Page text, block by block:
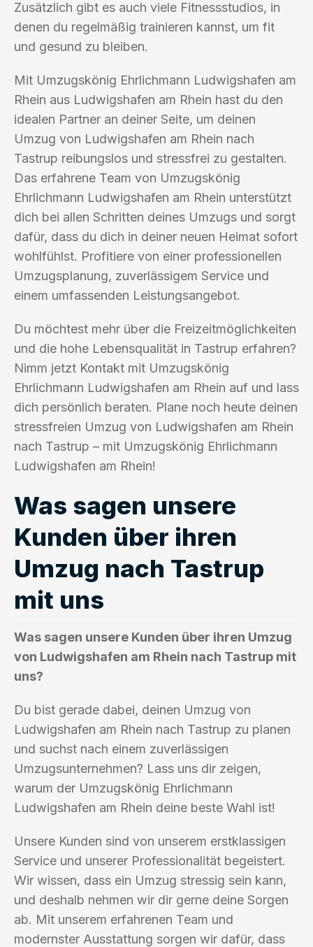
Zusätzlich gibt es auch viele Fitnessstudios, in
denen du regelmäßig trainieren kannst, um fit
und gesund zu bleiben.
Mit Umzugskönig Ehrlichmann Ludwigshafen am
Rhein aus Ludwigshafen am Rhein hast du den
idealen Partner an deiner Seite, um deinen
Umzug von Ludwigshafen am Rhein nach
Tastrup reibungslos und stressfrei zu gestalten.
Das erfahrene Team von Umzugskönig
Ehrlichmann Ludwigshafen am Rhein unterstützt
dich bei allen Schritten deines Umzugs und sorgt
dafür, dass du dich in deiner neuen Heimat sofort
wohlfühlst. Profitiere von einer professionellen
Umzugsplanung, zuverlässigem Service und
einem umfassenden Leistungsangebot.
Du möchtest mehr über die Freizeitmöglichkeiten
und die hohe Lebensqualität in Tastrup erfahren?
Nimm jetzt Kontakt mit Umzugskönig
Ehrlichmann Ludwigshafen am Rhein auf und lass
dich persönlich beraten. Plane noch heute deinen
stressfreien Umzug von Ludwigshafen am Rhein
nach Tastrup – mit Umzugskönig Ehrlichmann
Ludwigshafen am Rhein!
Was sagen unsere
Kunden über ihren
Umzug nach Tastrup
mit uns
Was sagen unsere Kunden über ihren Umzug
von Ludwigshafen am Rhein nach Tastrup mit
uns?
Du bist gerade dabei, deinen Umzug von
Ludwigshafen am Rhein nach Tastrup zu planen
und suchst nach einem zuverlässigen
Umzugsunternehmen? Lass uns dir zeigen,
warum der Umzugskönig Ehrlichmann
Ludwigshafen am Rhein deine beste Wahl ist!
Unsere Kunden sind von unserem erstklassigen
Service und unserer Professionalität begeistert.
Wir wissen, dass ein Umzug stressig sein kann,
und deshalb nehmen wir dir gerne deine Sorgen
ab. Mit unserem erfahrenen Team und
modernster Ausstattung sorgen wir dafür, dass